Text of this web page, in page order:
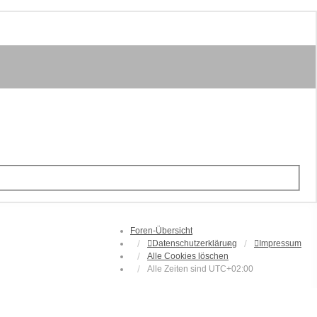
Foren-Übersicht
Datenschutzerklärung
Impressum
Alle Cookies löschen
Alle Zeiten sind UTC+02:00